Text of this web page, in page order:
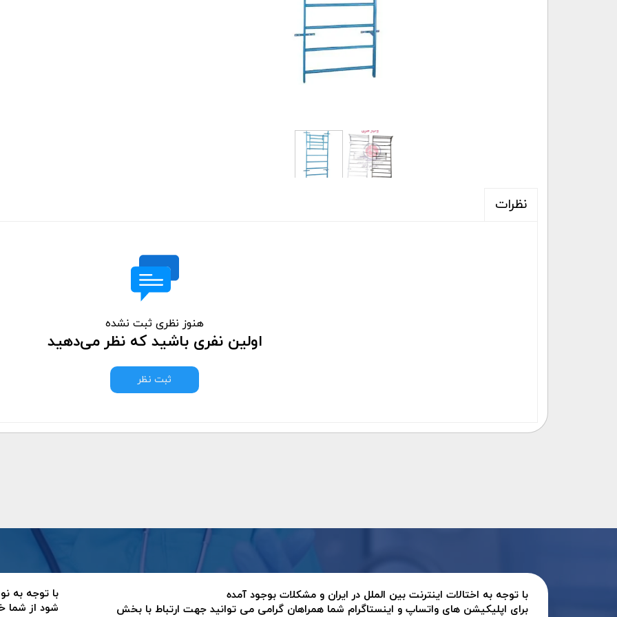
نظرات
هنوز نظری ثبت نشده
اولین نفری باشید که نظر می‌دهید
ثبت نظر
با توجه به اختالات اینترنت بین الملل در ایران و مشکلات بوجود آمده
برای اپلیکیشن های واتساپ و اینستاگرام شما همراهان گرامی می توانید جهت ارتباط با بخش
با توجه به
شود از شما